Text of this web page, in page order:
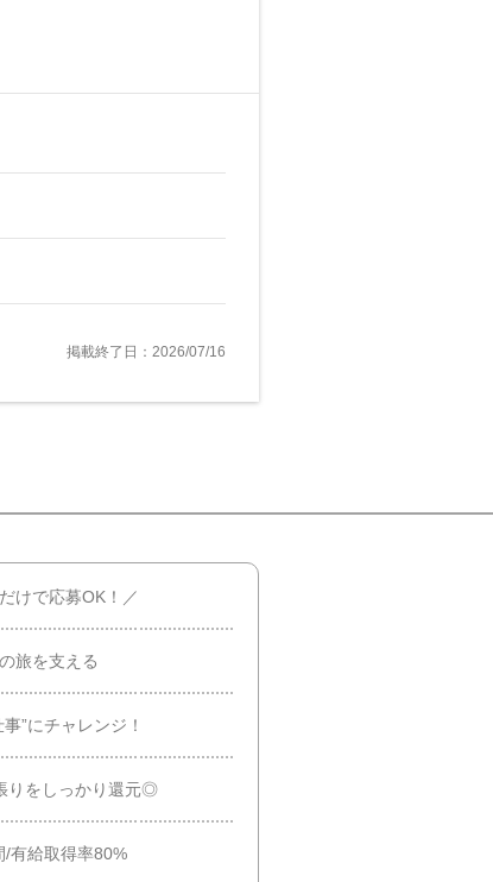
掲載終了日：2026/07/16
けで応募OK！／
旅を支える
”にチャレンジ！
りをしっかり還元◎
/有給取得率80%